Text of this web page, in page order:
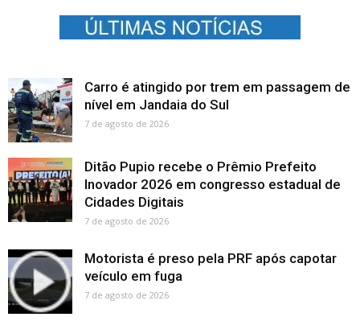
Carro é atingido por trem em passagem de
nível em Jandaia do Sul
7 de agosto de 2026
Ditão Pupio recebe o Prêmio Prefeito
Inovador 2026 em congresso estadual de
Cidades Digitais
7 de agosto de 2026
Motorista é preso pela PRF após capotar
veículo em fuga
7 de agosto de 2026